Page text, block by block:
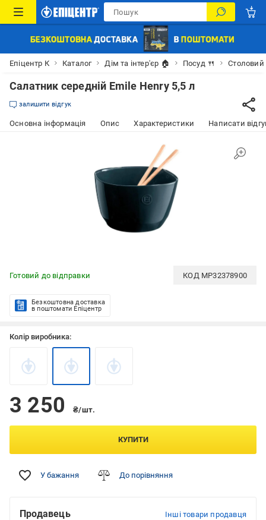
Епіцентр К Каталог Дім та інтер'єр 🏠 Посуд 🍴
Салатник середній Emile Henry 5,5 л
залишити відгук
Основна інформація Опис Характеристики Написати
Готовий до відправки КОД MP32378900
Безкоштовна доставка
в поштомати Епіцентр
Колір виробника:
3 250 ₴/шт.
КУПИТИ
У бажання До порівняння
Продавець Інші товари продавця